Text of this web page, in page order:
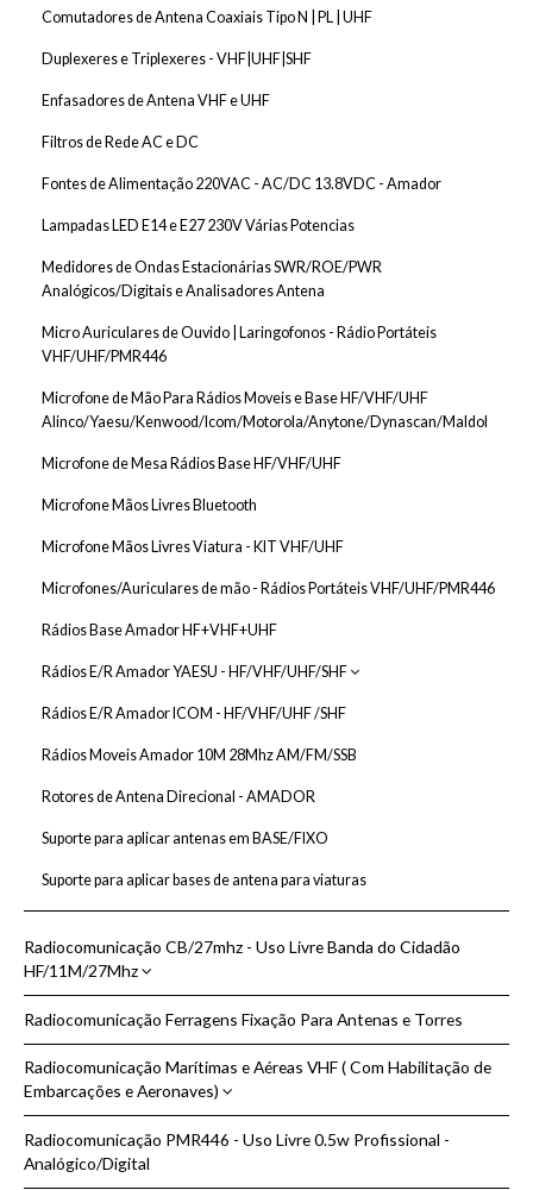
Comutadores de Antena Coaxiais Tipo N | PL | UHF
Duplexeres e Triplexeres - VHF|UHF|SHF
Enfasadores de Antena VHF e UHF
Filtros de Rede AC e DC
Fontes de Alimentação 220VAC - AC/DC 13.8VDC - Amador
Lampadas LED E14 e E27 230V Várias Potencias
Medidores de Ondas Estacionárias SWR/ROE/PWR
Analógicos/Digitais e Analisadores Antena
Micro Auriculares de Ouvido | Laringofonos - Rádio Portáteis
VHF/UHF/PMR446
Microfone de Mão Para Rádios Moveis e Base HF/VHF/UHF
Alinco/Yaesu/Kenwood/Icom/Motorola/Anytone/Dynascan/Maldol
Microfone de Mesa Rádios Base HF/VHF/UHF
Microfone Mãos Livres Bluetooth
Microfone Mãos Livres Viatura - KIT VHF/UHF
Microfones/Auriculares de mão - Rádios Portáteis VHF/UHF/PMR446
Rádios Base Amador HF+VHF+UHF
Rádios E/R Amador YAESU - HF/VHF/UHF/SHF
Rádio Base HF YAESU
Rádios E/R Amador ICOM - HF/VHF/UHF /SHF
Rádios Moveis Amador 10M 28Mhz AM/FM/SSB
Rotores de Antena Direcional - AMADOR
Suporte para aplicar antenas em BASE/FIXO
Suporte para aplicar bases de antena para viaturas
Radiocomunicação CB/27mhz - Uso Livre Banda do Cidadão
HF/11M/27Mhz
1A-Rádios Móveis CB 27Mhz AM FM SSB - Multinormas
1B-Rádios Móveis CB 27Mhz AM FM - Multinormas
1D-Rádios e Assessórios Marca PRESIDENT
Radiocomunicação Ferragens Fixação Para Antenas e Torres
Radiocomunicação Marítimas e Aéreas VHF ( Com Habilitação de
Embarcações e Aeronaves)
Antenas Banda Aérea 108 a 136Mhz
Radiocomunicação PMR446 - Uso Livre 0.5w Profissional -
Analógico/Digital